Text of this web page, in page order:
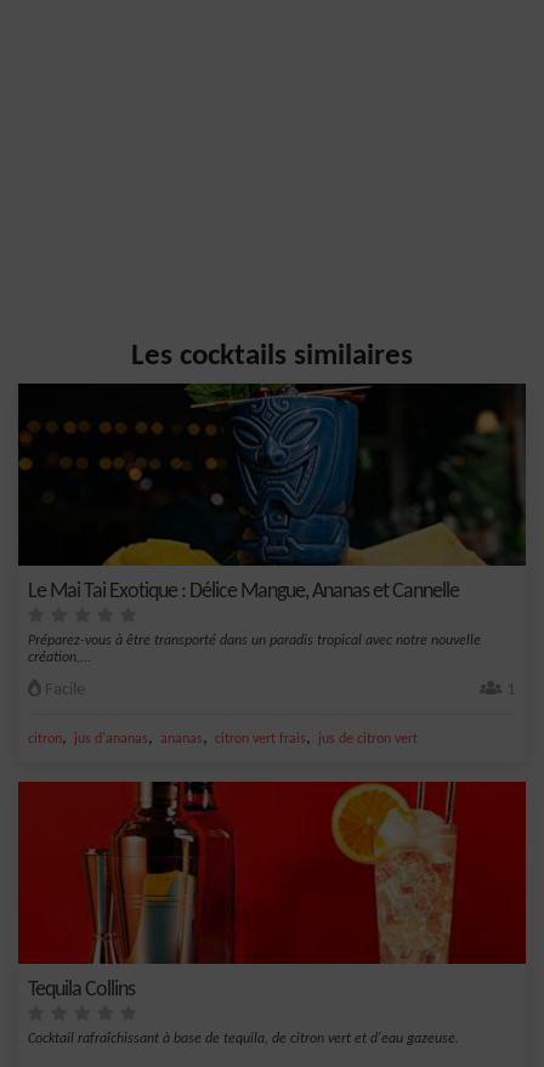
Les cocktails similaires
Le Mai Tai Exotique : Délice Mangue, Ananas et Cannelle
Préparez-vous à être transporté dans un paradis tropical avec notre nouvelle
création,...
Facile 1
citron, jus d'ananas, ananas, citron vert frais, jus de citron vert
Tequila Collins
Cocktail rafraîchissant à base de tequila, de citron vert et d'eau gazeuse.